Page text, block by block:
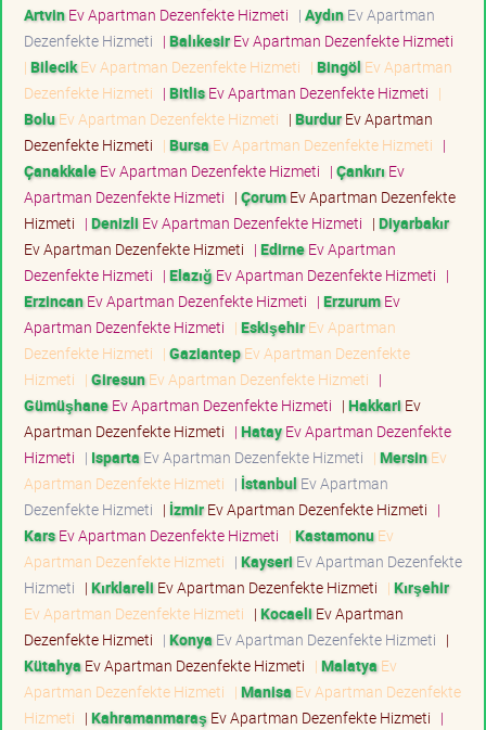
ArtvinEv Apartman Dezenfekte Hizmeti | AydınEv Apartman
Dezenfekte Hizmeti | BalıkesirEv Apartman Dezenfekte Hizmeti
| BilecikEv Apartman Dezenfekte Hizmeti | Bingöl Ev Apartman
Dezenfekte Hizmeti | BitlisEv Apartman Dezenfekte Hizmeti |
BoluEv Apartman Dezenfekte Hizmeti | BurdurEv Apartman
Dezenfekte Hizmeti | Bursa Ev Apartman Dezenfekte Hizmeti |
ÇanakkaleEv Apartman Dezenfekte Hizmeti | Çankırı Ev
Apartman Dezenfekte Hizmeti | ÇorumEv Apartman Dezenfekte
Hizmeti | Denizli Ev Apartman Dezenfekte Hizmeti | Diyarbakır
Ev Apartman Dezenfekte Hizmeti | EdirneEv Apartman
Dezenfekte Hizmeti | Elazığ Ev Apartman Dezenfekte Hizmeti |
ErzincanEv Apartman Dezenfekte Hizmeti | ErzurumEv
Apartman Dezenfekte Hizmeti | EskişehirEv Apartman
Dezenfekte Hizmeti | GaziantepEv Apartman Dezenfekte
Hizmeti | GiresunEv Apartman Dezenfekte Hizmeti |
GümüşhaneEv Apartman Dezenfekte Hizmeti | Hakkari Ev
Apartman Dezenfekte Hizmeti | HatayEv Apartman Dezenfekte
Hizmeti | Isparta Ev Apartman Dezenfekte Hizmeti | MersinEv
Apartman Dezenfekte Hizmeti | İstanbul Ev Apartman
Dezenfekte Hizmeti | İzmirEv Apartman Dezenfekte Hizmeti |
KarsEv Apartman Dezenfekte Hizmeti | KastamonuEv
Apartman Dezenfekte Hizmeti | Kayseri Ev Apartman Dezenfekte
Hizmeti | Kırklareli Ev Apartman Dezenfekte Hizmeti | Kırşehir
Ev Apartman Dezenfekte Hizmeti | Kocaeli Ev Apartman
Dezenfekte Hizmeti | Konya Ev Apartman Dezenfekte Hizmeti |
Kütahya Ev Apartman Dezenfekte Hizmeti | Malatya Ev
Apartman Dezenfekte Hizmeti | Manisa Ev Apartman Dezenfekte
Hizmeti | Kahramanmaraş Ev Apartman Dezenfekte Hizmeti |